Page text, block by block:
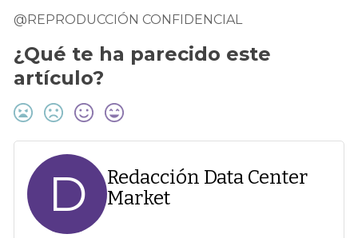
@REPRODUCCIÓN CONFIDENCIAL
¿Qué te ha parecido este
artículo?
D
Redacción Data Center
Market